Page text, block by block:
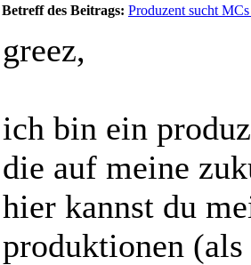
Betreff des Beitrags: Produzent sucht
greez,
ich bin ein
die auf meine
hier kannst du
produktionen